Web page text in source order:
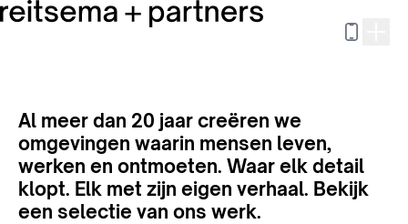
Al meer dan 20 jaar creëren we
omgevingen waarin mensen leven,
werken en ontmoeten. Waar elk detail
klopt. Elk met zijn eigen verhaal. Bekijk
een selectie van ons werk.